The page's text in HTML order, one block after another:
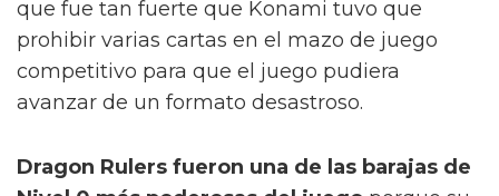
que fue tan fuerte que Konami tuvo que
prohibir varias cartas en el mazo de juego
competitivo para que el juego pudiera
avanzar de un formato desastroso.
Dragon Rulers fueron una de las barajas de